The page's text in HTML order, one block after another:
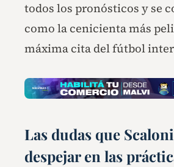
todos los pronósticos y se
como la cenicienta más
máxima cita del fútbol
Las dudas que
despejar en las